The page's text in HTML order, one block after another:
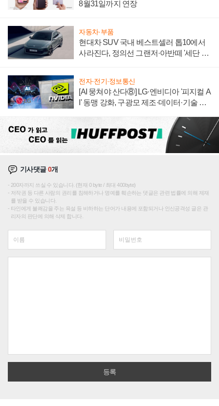
8월31일까지 연장
자동차·부품
현대차 SUV 국내 베스트셀러 톱10에서
사라진다, 정의선 그랜저·아반떼 '세단 쌍
전자·전기·정보통신
[AI 뭉쳐야 산다⑧] LG·엔비디아 '피지컬 A
I' 동맹 강화, 구광모 제조·데이터·기술 결
기사댓글0개
200자까지 쓰실 수 있습니다. (현재 0 byte / 최대 400byte)
저작권 등 다른 사람의 권리를 침해하거나 명예를 훼손하는 댓글은 관련 법률에 의해 제재
를 받을 수 있습니다.
타인에게 불쾌감을 주는 욕설 등 비하하는 단어가 내용에 포함되거나 인신공격성 글은 관
리자의 판단에 의해 삭제 합니다.